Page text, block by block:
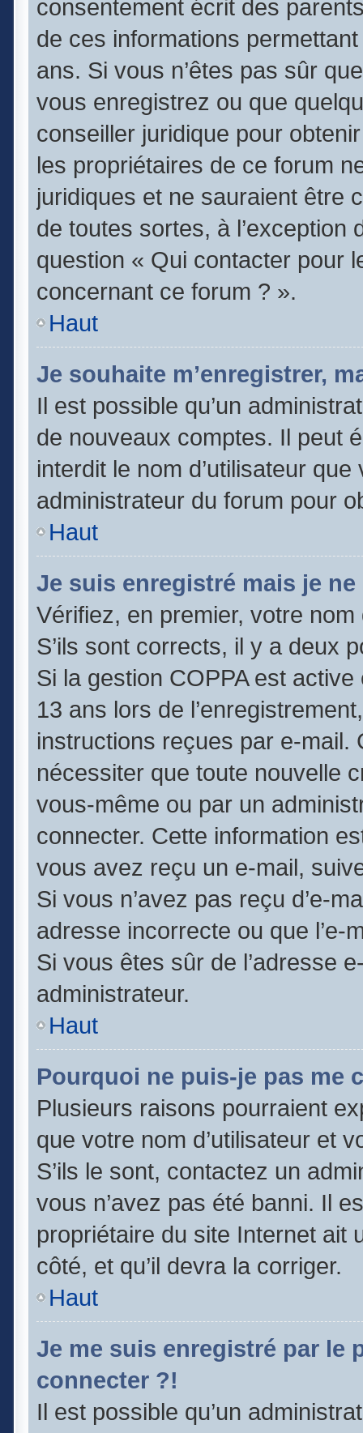
consentement écrit des
de ces informations
ans. Si vous n’êtes pas sûr
vous enregistrez ou que
conseiller juridique pour
les propriétaires de ce forum
juridiques et ne sauraient être
de toutes sortes, à l’exception
question « Qui contacter pour
concernant ce forum ? ».
Haut
Je souhaite m’enregistrer,
Il est possible qu’un
de nouveaux comptes. Il peut
interdit le nom d’utilisateur
administrateur du forum pour
Haut
Je suis enregistré mais je
Vérifiez, en premier, votre
S’ils sont corrects, il y a deux
Si la gestion COPPA est
13 ans lors de
instructions reçues par e-mail.
nécessiter que toute nouvelle
vous-même ou par un
connecter. Cette information
vous avez reçu un e-mail,
Si vous n’avez pas reçu d’e-
adresse incorrecte ou que l’e-
Si vous êtes sûr de l’adresse
administrateur.
Haut
Pourquoi ne puis-je pas me
Plusieurs raisons pourraient
que votre nom d’utilisateur et
S’ils le sont, contactez un
vous n’avez pas été banni. Il
propriétaire du site Internet ait
côté, et qu’il devra la corriger.
Haut
Je me suis enregistré par le
connecter ?!
Il est possible qu’un